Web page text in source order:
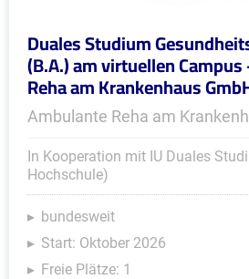
Duales Studium
(B.A.) am virtuellen
Reha am Krankenhaus
Ambulante Reha am
In Kooperation mit IU Duales
Hochschule)
bundesweit
Start: Oktober 2026
Freie Plätze: 1